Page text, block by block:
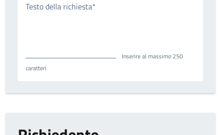
Testo della richiesta*
Inserire al massimo 250
caratteri